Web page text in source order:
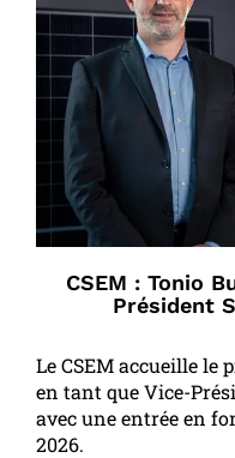
CSEM : Tonio
Président
Le CSEM accueille le
en tant que Vice-
avec une entrée en
2026.